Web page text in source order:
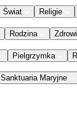
Świat Religie
Rodzina
Pielgrzymka
Sanktuaria Maryjne